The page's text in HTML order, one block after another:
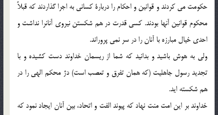
حکومت می کردند و قوانین و احکام را دربارة کسانی به اجرا گذاردند که قبلاً
محکوم قوانین آنها بودند. کسی قدرت در هم شکستن نیروی آنانرا نداشت و
احدی خیال مبارزه با آنان را در سر نمی پروراند.
ولی به هوش باشید و بدانید که شما از ریسمان خداوند دست کشیده و با
تجدید رسول جاهلیت (که همان تفرق و تعصب است) دژ محکم الهی را در
هم شکسته اید.
خداوند بر این امت منت نهاد که پیوند الفت و اتحاد، بین آنان ایجاد نمود که